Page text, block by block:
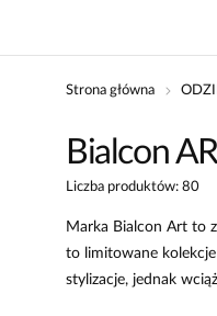
Strona główna
Bialcon
Liczba produktów: 80
Marka Bialcon Art to
to limitowane
stylizacje, jednak